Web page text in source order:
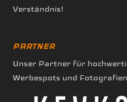
Verständnis!
PARTNER
Unser Partner für
Werbespots und Fotografien